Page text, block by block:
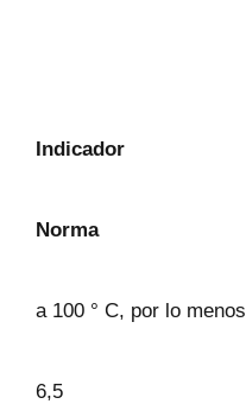
Indicador
Norma
a 100 ° C, por lo menos
6,5